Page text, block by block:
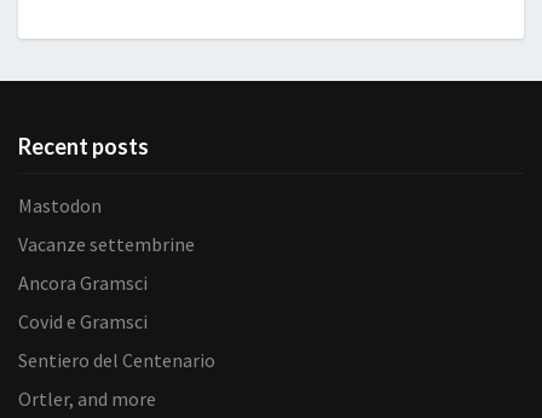
Recent posts
Mastodon
Vacanze settembrine
Ancora Gramsci
Covid e Gramsci
Sentiero del Centenario
Ortler, and more